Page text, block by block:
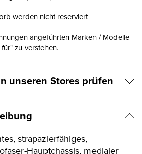
werden nicht reserviert
angeführten Marken / Modelle
zu verstehen.
unseren Stores prüfen
strapazierfähiges,
Hauptchassis, medialer